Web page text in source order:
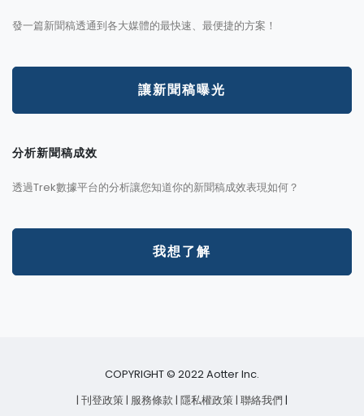
發一篇新聞稿透通到各大媒體的最快速、最便捷的方案！
讓新聞稿曝光
分析新聞稿成效
透過Trek數據平台的分析讓您知道你的新聞稿成效表現如何？
我想了解
COPYRIGHT © 2022 Aotter Inc.
| 刊登政策| 服務條款| 隱私權政策| 聯絡我們 |